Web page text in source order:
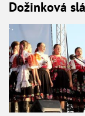
Dožinková